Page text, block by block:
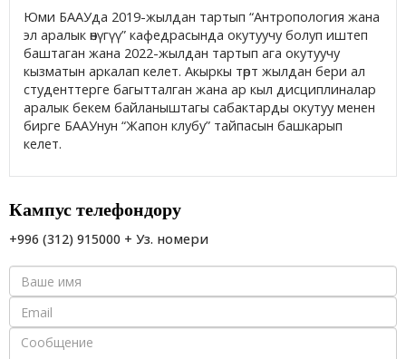
Юми БААУда 2019-жылдан тартып “Антропология жана
эл аралык өнүгүү” кафедрасында окутуучу болуп иштеп
баштаган жана 2022-жылдан тартып ага окутуучу
кызматын аркалап келет. Акыркы төрт жылдан бери ал
студенттерге багытталган жана ар кыл дисциплиналар
аралык бекем байланыштагы сабактарды окутуу менен
бирге БААУнун “Жапон клубу” тайпасын башкарып
келет.
Кампус телефондору
+996 (312) 915000 + Уз. номери